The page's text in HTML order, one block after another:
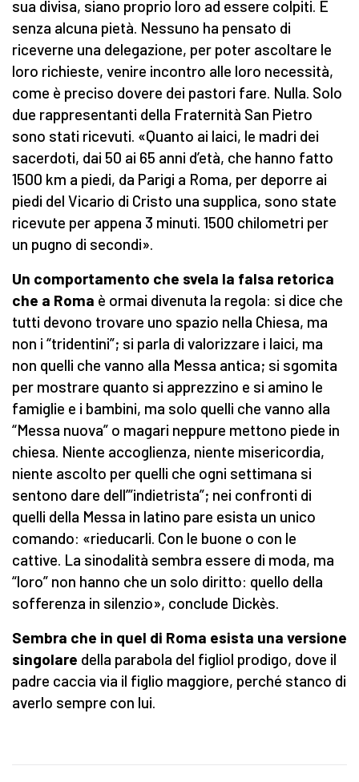
sua divisa, siano proprio loro ad essere colpiti. E
senza alcuna pietà. Nessuno ha pensato di
riceverne una delegazione, per poter ascoltare le
loro richieste, venire incontro alle loro necessità,
come è preciso dovere dei pastori fare. Nulla. Solo
due rappresentanti della Fraternità San Pietro
sono stati ricevuti. «Quanto ai laici, le madri dei
sacerdoti, dai 50 ai 65 anni d’età, che hanno fatto
1500 km a piedi, da Parigi a Roma, per deporre ai
piedi del Vicario di Cristo una supplica, sono state
ricevute per appena 3 minuti. 1500 chilometri per
un pugno di secondi».
Un comportamento che svela la falsa retorica
che a Roma è ormai divenuta la regola: si dice che
tutti devono trovare uno spazio nella Chiesa, ma
non i “tridentini”; si parla di valorizzare i laici, ma
non quelli che vanno alla Messa antica; si sgomita
per mostrare quanto si apprezzino e si amino le
famiglie e i bambini, ma solo quelli che vanno alla
“Messa nuova” o magari neppure mettono piede in
chiesa. Niente accoglienza, niente misericordia,
niente ascolto per quelli che ogni settimana si
sentono dare dell’”indietrista”; nei confronti di
quelli della Messa in latino pare esista un unico
comando: «rieducarli. Con le buone o con le
cattive. La sinodalità sembra essere di moda, ma
“loro” non hanno che un solo diritto: quello della
sofferenza in silenzio», conclude Dickès.
Sembra che in quel di Roma esista una versione
singolare della parabola del figliol prodigo, dove il
padre caccia via il figlio maggiore, perché stanco di
averlo sempre con lui.